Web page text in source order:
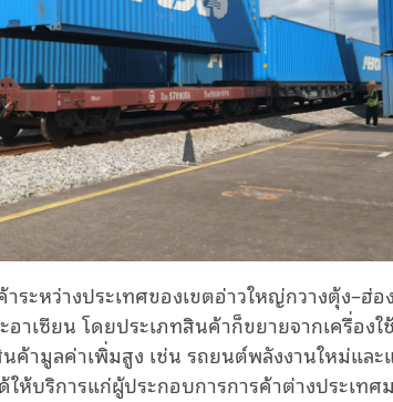
ระหว่างประเทศของเขตอ่าวใหญ่กวางตุ้ง–ฮ่อ
อาเซียน โดยประเภทสินค้าก็ขยายจากเครื่อง
ามูลค่าเพิ่มสูง เช่น รถยนต์พลังงานใหม่และ
ห้บริการแก่ผู้ประกอบการการค้าต่างประเทศ